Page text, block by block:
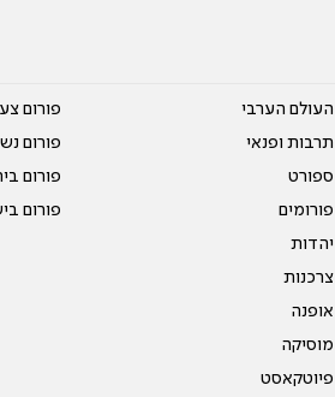
העולם הערבי
תרבות ופנאי
ספורט
פורומים
יהדות
צרכנות
אופנה
מוסיקה
פיוטקאסט
פורום
פורום
פורום
פורום